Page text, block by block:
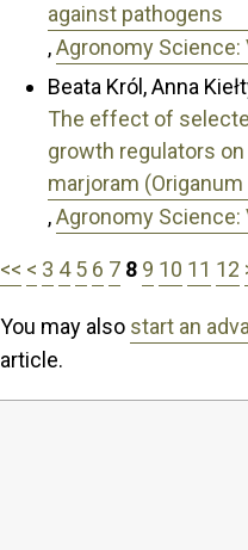
against pathogens
,Agronomy Science:
Beata Król, Anna
The effect of
growth regulators
marjoram
,Agronomy Science:
<< < 3 4 5 6 7 8 9 10 11 12
You may also start an
article.